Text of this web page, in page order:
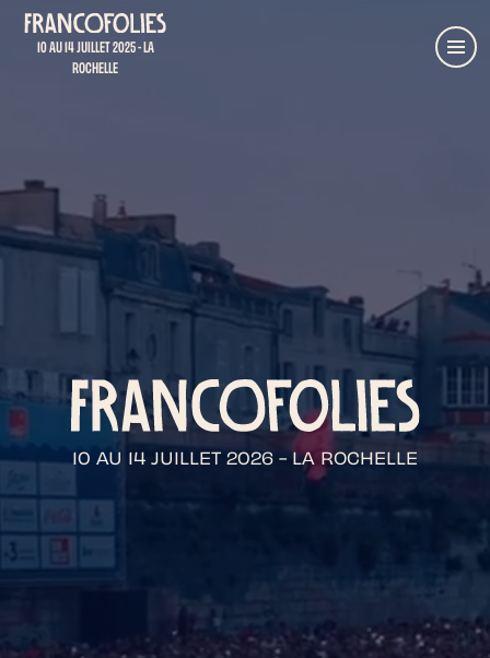
Aller au contenu principal
Retour à l'accueil
10 AU 14 JUILLET 2025 - LA
ROCHELLE
Menu
FRANCOFOLIES -
10 AU 14 JUILLET 2026 - LA ROCHELLE